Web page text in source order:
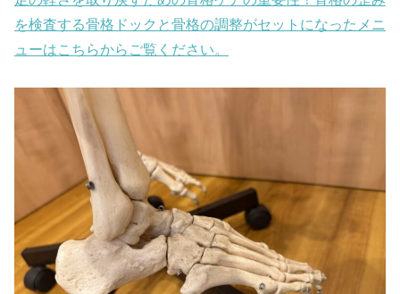
を検査する骨格ドックと骨格の調整がセットになったメニ
ューはこちらからご覧ください。